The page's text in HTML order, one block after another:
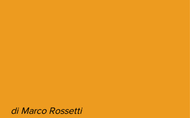
di Marco Rossetti